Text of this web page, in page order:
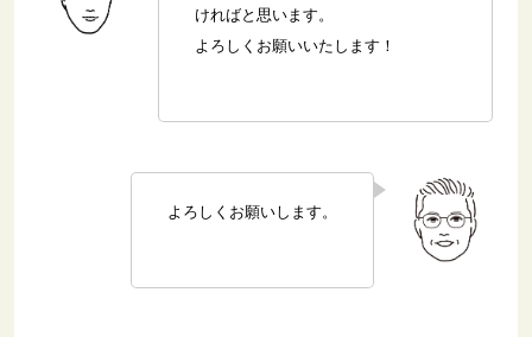
ければと思います。
よろしくお願いいたします！
よろしくお願いします。